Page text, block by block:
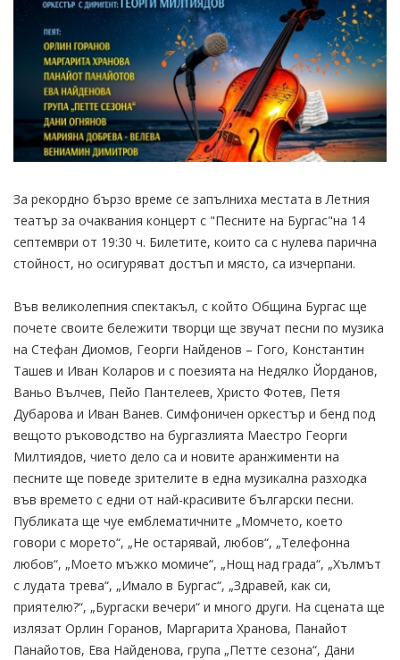
За рекордно бързо време се запълниха местата в Летния
театър за очаквания концерт с "Песните на Бургас"на 14
септември от 19:30 ч. Билетите, които са с нулева парична
стойност, но осигуряват достъп и място, са изчерпани.
Във великолепния спектакъл, с който Община Бургас ще
почете своите бележити творци ще звучат песни по музика
на Стефан Диомов, Георги Найденов – Гого, Константин
Ташев и Иван Коларов и с поезията на Недялко Йорданов,
Ваньо Вълчев, Пейо Пантелеев, Христо Фотев, Петя
Дубарова и Иван Ванев. Симфоничен оркестър и бенд под
вещото ръководство на бургазлията Маестро Георги
Милтиядов, чието дело са и новите аранжименти на
песните ще поведе зрителите в една музикална разходка
във времето с едни от най-красивите български песни.
Публиката ще чуе емблематичните „Момчето, което
говори с морето“, „Не остарявай, любов“, „Телефонна
любов“, „Моето мъжко момиче“, „Нощ над града“, „Хълмът
с лудата трева“, „Имало в Бургас“, „Здравей, как си,
приятелю?“, „Бургаски вечери“ и много други. На сцената ще
излязат Орлин Горанов, Маргарита Хранова, Панайот
Панайотов, Ева Найденова, група „Петте сезона“, Дани